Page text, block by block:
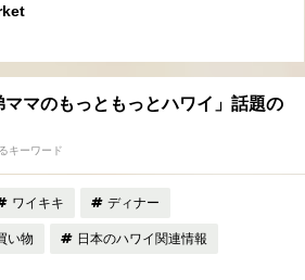
ママのもっともっとハワイ」話題の
キーワード
ワイキキ ディナー
い物 日本のハワイ関連情報